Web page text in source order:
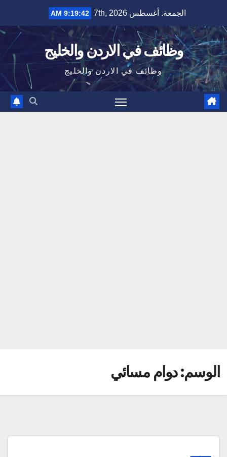
content
الجمعة. أغسطس 7th, 2026 9:19:42 AM
وظائف في الاردن والخليج
وظائف في الاردن والخليج
الوسم:دوام مسائي